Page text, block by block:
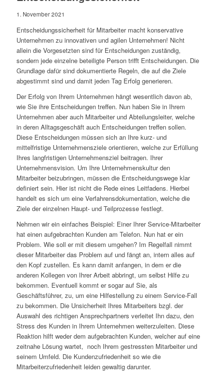
1. November 2021
Entscheidungssicherheit für Mitarbeiter macht konservative
Unternehmen zu innovativen und agilen Unternehmen! Nicht
allein die Vorgesetzten sind für Entscheidungen zuständig,
sondern jede einzelne beteiligte Person trifft Entscheidungen. Die
Grundlage dafür sind dokumentierte Regeln, die auf die Ziele
abgestimmt sind und damit jeden Tag Erfolg generieren.
Der Erfolg von Ihrem Unternehmen hängt wesentlich davon ab,
wie Sie ihre Entscheidungen treffen. Nun haben Sie in Ihrem
Unternehmen aber auch Mitarbeiter und Abteilungsleiter, welche
in deren Alltagsgeschäft auch Entscheidungen treffen sollen.
Diese Entscheidungen müssen sich an Ihre kurz- und
mittelfristige Unternehmensziele orientieren, welche zur Erfüllung
Ihres langfristigen Unternehmensziel beitragen. Ihrer
Unternehmensvision. Um Ihre Unternehmenskultur den
Mitarbeiter beizubringen, müssen die Entscheidungswege klar
definiert sein. Hier ist nicht die Rede eines Leitfadens. Hierbei
handelt es sich um eine Verfahrensdokumentation, welche die
Ziele der einzelnen Haupt- und Teilprozesse festlegt.
Nehmen wir ein einfaches Beispiel: Einer Ihrer Service-Mitarbeiter
hat einen aufgebrachten Kunden am Telefon. Nun hat er ein
Problem. Wie soll er mit diesem umgehen? Im Regelfall nimmt
dieser Mitarbeiter das Problem auf und fängt an, intern alles auf
den Kopf zustellen. Es kann damit anfangen, in dem er die
anderen Kollegen von Ihrer Arbeit abbringt, um selbst Hilfe zu
bekommen. Eventuell kommt er sogar auf Sie, als
Geschäftsführer, zu, um eine Hilfestellung zu einem Service-Fall
zu bekommen. Die Unsicherheit Ihres Mitarbeiters bzgl. der
Auswahl des richtigen Ansprechpartners verleitet Ihn dazu, den
Stress des Kunden in Ihrem Unternehmen weiterzuleiten. Diese
Reaktion hilft weder dem aufgebrachten Kunden, welcher auf eine
zeitnahe Lösung wartet, noch Ihrem gestressten Mitarbeiter und
seinem Umfeld. Die Kundenzufriedenheit so wie die
Mitarbeiterzufriedenheit leiden gewaltig darunter.